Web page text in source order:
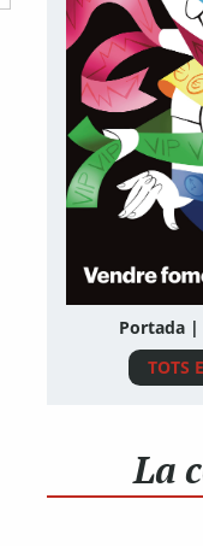
Portada |
TOTS
La